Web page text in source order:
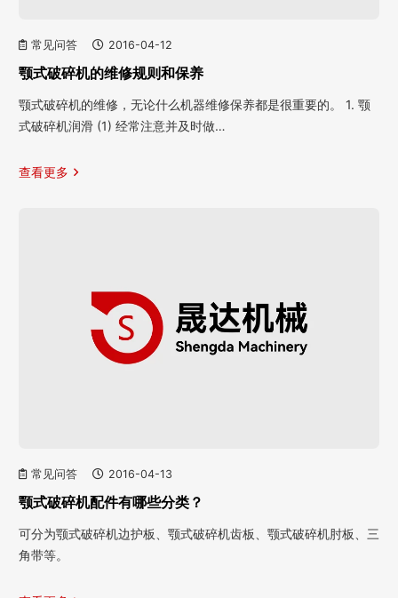
常见问答 2016-04-12
颚式破碎机的维修规则和保养
颚式破碎机的维修，无论什么机器维修保养都是很重要的。 1. 颚
式破碎机润滑 (1) 经常注意并及时做…
查看更多
常见问答 2016-04-13
颚式破碎机配件有哪些分类？
可分为颚式破碎机边护板、颚式破碎机齿板、颚式破碎机肘板、三
角带等。